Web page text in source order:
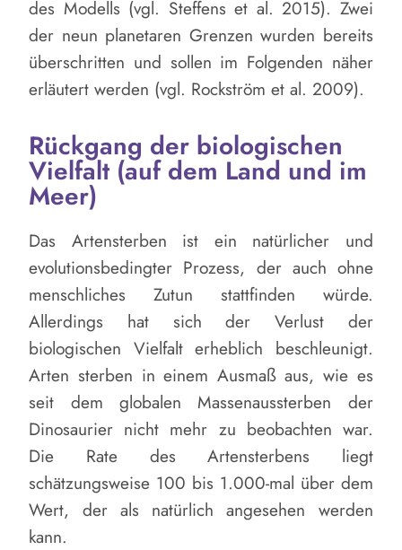
des Modells (vgl. Steffens et al. 2015). Zwei
der neun planetaren Grenzen wurden bereits
überschritten und sollen im Folgenden näher
erläutert werden (vgl. Rockström et al. 2009).
Rückgang der biologischen
Vielfalt (auf dem Land und im
Meer)
Das Artensterben ist ein natürlicher und
evolutionsbedingter Prozess, der auch ohne
menschliches Zutun stattfinden würde.
Allerdings hat sich der Verlust der
biologischen Vielfalt erheblich beschleunigt.
Arten sterben in einem Ausmaß aus, wie es
seit dem globalen Massenaussterben der
Dinosaurier nicht mehr zu beobachten war.
Die Rate des Artensterbens liegt
schätzungsweise 100 bis 1.000-mal über dem
Wert, der als natürlich angesehen werden
kann.